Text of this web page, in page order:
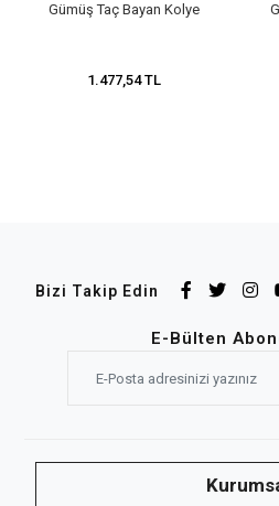
Gümüş Taç Bayan Kolye
1.477,54 TL
Bizi Takip Edin
E-Bülten